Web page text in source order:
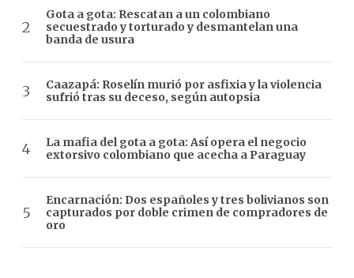
Gota a gota: Rescatan a un colombiano
secuestrado y torturado y desmantelan una
banda de usura
Caazapá: Roselín murió por asfixia y la violencia
sufrió tras su deceso, según autopsia
La mafia del gota a gota: Así opera el negocio
extorsivo colombiano que acecha a Paraguay
Encarnación: Dos españoles y tres bolivianos son
capturados por doble crimen de compradores de
oro